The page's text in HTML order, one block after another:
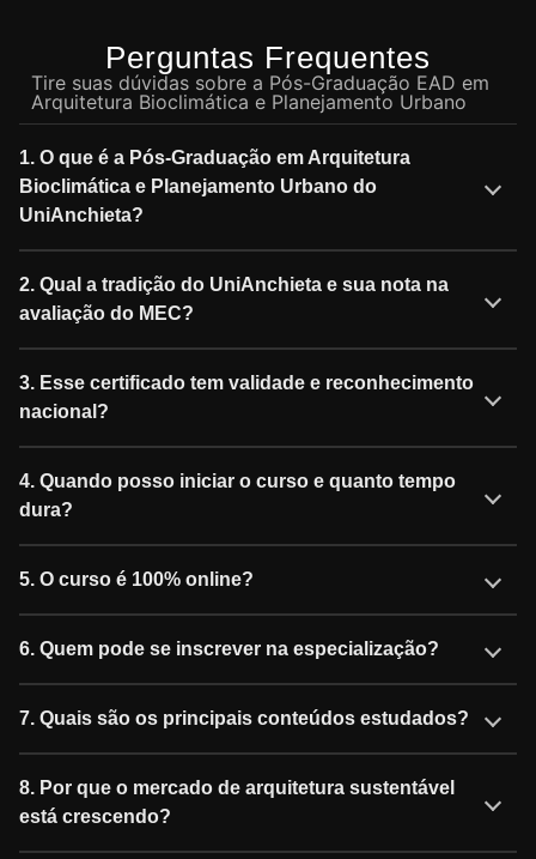
Perguntas Frequentes
Tire suas dúvidas sobre a Pós-Graduação EAD em
Arquitetura Bioclimática e Planejamento Urbano
1. O que é a Pós-Graduação em Arquitetura
Bioclimática e Planejamento Urbano do
UniAnchieta?
2. Qual a tradição do UniAnchieta e sua nota na
avaliação do MEC?
3. Esse certificado tem validade e reconhecimento
nacional?
4. Quando posso iniciar o curso e quanto tempo
dura?
5. O curso é 100% online?
6. Quem pode se inscrever na especialização?
7. Quais são os principais conteúdos estudados?
8. Por que o mercado de arquitetura sustentável
está crescendo?